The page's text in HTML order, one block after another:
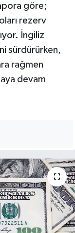
göre;
rezerv
İngiliz
sürdürürken,
rağmen
devam